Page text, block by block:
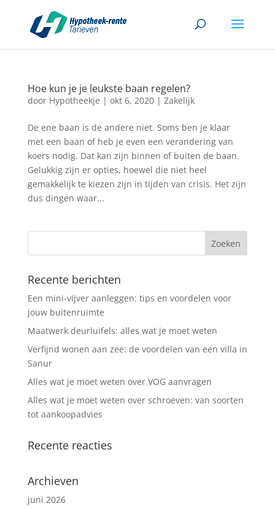
Hoe kun je je leukste baan regelen?
door Hypotheekje | okt 6, 2020| Zakelijk
De ene baan is de andere niet. Soms ben je klaar
met een baan of heb je even een verandering van
koers nodig. Dat kan zijn binnen of buiten de baan.
Gelukkig zijn er opties, hoewel die niet heel
gemakkelijk te kiezen zijn in tijden van crisis. Het zijn
dus dingen waar...
Recente berichten
Een mini-vijver aanleggen: tips en voordelen voor
jouw buitenruimte
Maatwerk deurluifels: alles wat je moet weten
Verfijnd wonen aan zee: de voordelen van een villa in
Sanur
Alles wat je moet weten over VOG aanvragen
Alles wat je moet weten over schroeven: van soorten
tot aankoopadvies
Recente reacties
Archieven
juni 2026